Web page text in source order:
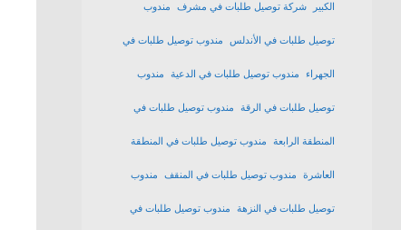
الكبير شركة توصيل طلبات في مشرف مندوب
توصيل طلبات في الأندلس مندوب توصيل طلبات في
الجهراء مندوب توصيل طلبات في الدعية مندوب
توصيل طلبات في الرقة مندوب توصيل طلبات في
المنطقة الرابعة مندوب توصيل طلبات في المنطقة
العاشرة مندوب توصيل طلبات في المنقف مندوب
توصيل طلبات في النزهة مندوب توصيل طلبات في